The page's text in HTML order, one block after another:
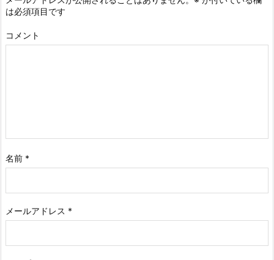
は必須項目です
コメント
名前 *
メールアドレス *